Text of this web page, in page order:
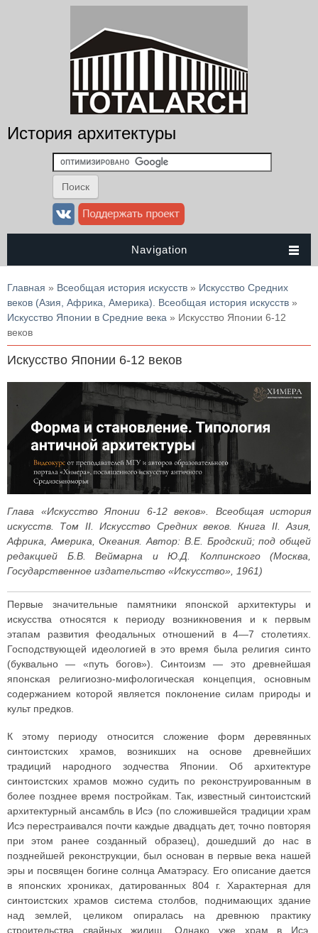
История архитектуры
Navigation
Вы здесь
Главная » Всеобщая история искусств » Искусство Средних
веков (Азия, Африка, Америка). Всеобщая история искусств »
Искусство Японии в Средние века » Искусство Японии 6-12
веков
Искусство Японии 6-12 веков
Глава «Искусство Японии 6-12 веков». Всеобщая история
искусств. Том II. Искусство Средних веков. Книга II. Азия,
Африка, Америка, Океания. Автор: В.Е. Бродский; под общей
редакцией Б.В. Веймарна и Ю.Д. Колпинского (Москва,
Государственное издательство «Искусство», 1961)
Первые значительные памятники японской архитектуры и
искусства относятся к периоду возникновения и к первым
этапам развития феодальных отношений в 4—7 столетиях.
Господствующей идеологией в это время была религия синто
(буквально — «путь богов»). Синтоизм — это древнейшая
японская религиозно-мифологическая концепция, основным
содержанием которой является поклонение силам природы и
культ предков.
К этому периоду относится сложение форм деревянных
синтоистских храмов, возникших на основе древнейших
традиций народного зодчества Японии. Об архитектуре
синтоистских храмов можно судить по реконструированным в
более позднее время постройкам. Так, известный синтоистский
архитектурный ансамбль в Исэ (по сложившейся традиции храм
Исэ перестраивался почти каждые двадцать дет, точно повторяя
при этом ранее созданный образец), дошедший до нас в
позднейшей реконструкции, был основан в первые века нашей
эры и посвящен богине солнца Аматэрасу. Его описание дается
в японских хрониках, датированных 804 г. Характерная для
синтоистских храмов система столбов, поднимающих здание
над землей, целиком опиралась на древнюю практику
строительства свайных жилищ. Однако уже храм в Исэ,